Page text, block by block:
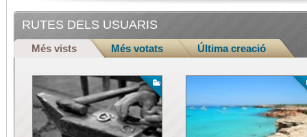
RUTES DELS USUARIS
Més vists Més votats Última creació